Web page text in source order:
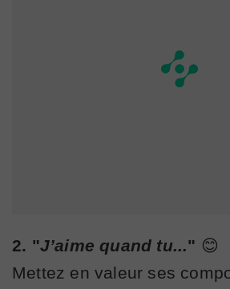
2. "J’aime quand tu..." 😊
Mettez en valeur ses